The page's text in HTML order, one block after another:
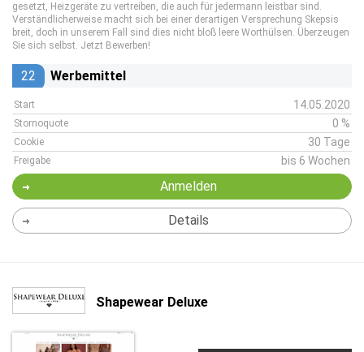
gesetzt, Heizgeräte zu vertreiben, die auch für jedermann leistbar sind.
Verständlicherweise macht sich bei einer derartigen Versprechung Skepsis
breit, doch in unserem Fall sind dies nicht bloß leere Worthülsen. Überzeugen
Sie sich selbst. Jetzt Bewerben!
22 Werbemittel
Start 14.05.2020
Stornoquote 0 %
Cookie 30 Tage
Freigabe bis 6 Wochen
Anmelden
Details
Shapewear Deluxe